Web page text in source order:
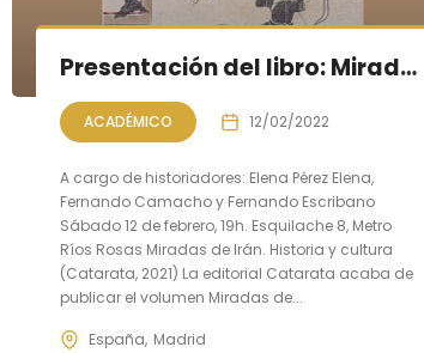
Presentación del libro: Miradas de Irán. Historia y cultura
ACADÉMICO 12/02/2022
A cargo de historiadores: Elena Pérez Elena,
Fernando Camacho y Fernando Escribano
Sábado 12 de febrero, 19h. Esquilache 8, Metro
Ríos Rosas Miradas de Irán. Historia y cultura
(Catarata, 2021) La editorial Catarata acaba de
publicar el volumen Miradas de...
España Madrid